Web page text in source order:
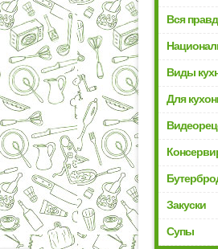
Вся
Виды
Для
Закуски
Супы